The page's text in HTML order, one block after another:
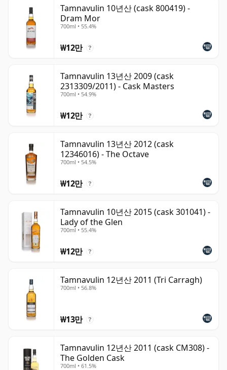
Tamnavulin 10년산 (cask 800419) -
Dram Mor
700ml • 55.4%
₩12만 ?
Tamnavulin 13년산 2009 (cask
2313309/2011) - Cask Masters
700ml • 54.9%
₩12만 ?
Tamnavulin 13년산 2012 (cask
12346016) - The Octave
700ml • 54.5%
₩12만 ?
Tamnavulin 10년산 2015 (cask 301041) -
Lady of the Glen
700ml • 55.4%
₩12만 ?
Tamnavulin 12년산 2011 (Tri Carragh)
700ml • 56.8%
₩13만 ?
Tamnavulin 12년산 2011 (cask CM308) -
The Golden Cask
700ml • 61.5%